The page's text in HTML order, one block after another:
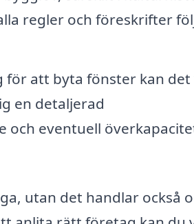
regler och föreskrifter
för att byta fönster kan det
en detaljerad
och eventuell
utan det handlar också